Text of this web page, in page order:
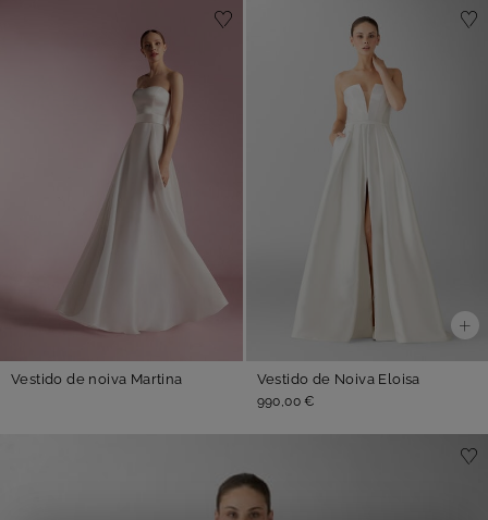
Vestido de noiva Martina Vestido de Noiva Eloisa
990,00 €